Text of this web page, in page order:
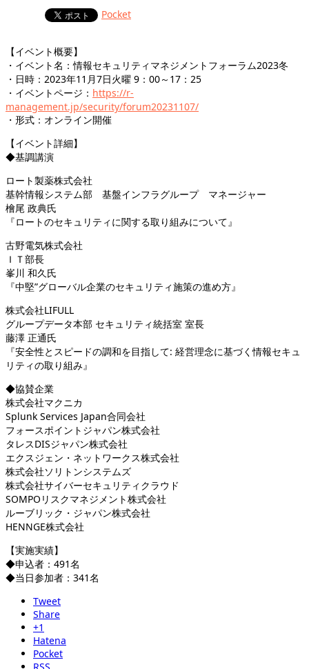
Pocket
【イベント概要】
・イベント名：情報セキュリティマネジメントフォーラム2023冬
・日時：2023年11月7日火曜 9：00～17：25
・イベントページ： https://r-
management.jp/security/forum20231107/
・形式：オンライン開催
【イベント詳細】
◆基調講演
ロート製薬株式会社
基幹情報システム部 基盤インフラグループ マネージャー
檜尾 政典氏
『ロートのセキュリティに関する取り組みについて』
古野電気株式会社
ＩＴ部長
峯川 和久氏
『中堅”グローバル企業のセキュリティ施策の進め方』
株式会社LIFULL
グループデータ本部 セキュリティ統括室 室長
藤澤 正通氏
『安全性とスピードの調和を目指して: 経営理念に基づく情報セキュ
リティの取り組み』
◆協賛企業
株式会社マクニカ
Splunk Services Japan合同会社
フォースポイントジャパン株式会社
タレスDISジャパン株式会社
エクスジェン・ネットワークス株式会社
株式会社ソリトンシステムズ
株式会社サイバーセキュリティクラウド
SOMPOリスクマネジメント株式会社
ルーブリック・ジャパン株式会社
HENNGE株式会社
【実施実績】
◆申込者：491名
◆当日参加者：341名
Tweet
Share
+1
Hatena
Pocket
RSS